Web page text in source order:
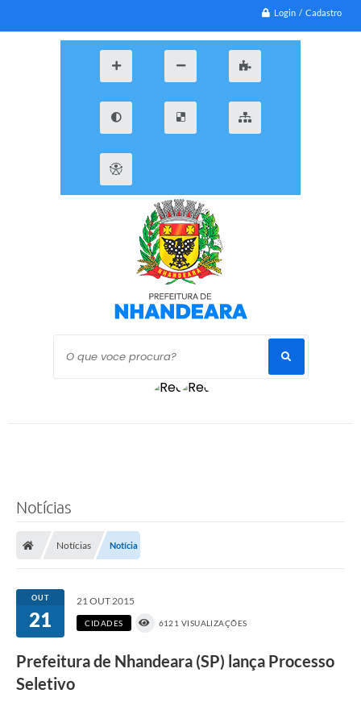
Login / Cadastro
O que voce procura?
Notícias
Notícias Notícia
OUT
21
21 OUT 2015
CIDADES 6121 VISUALIZAÇÕES
Prefeitura de Nhandeara (SP) lança Processo
Seletivo